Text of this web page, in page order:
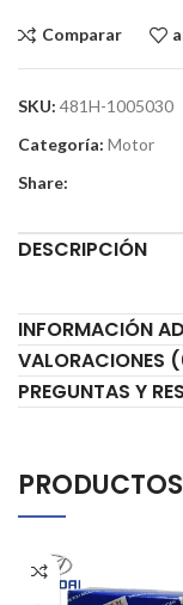
Comparar
SKU: 481H-1005030
Categoría: Motor
Share:
DESCRIPCIÓN
INFORMACIÓN
VALORACIONES
PREGUNTAS Y